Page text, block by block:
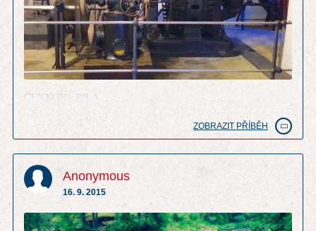
ČENKOVA PILA
ZOBRAZIT PŘÍBĚH
Anonymous
16. 9. 2015